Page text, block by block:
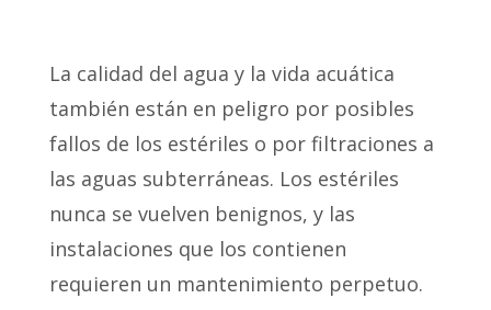
La calidad del agua y la vida acuática
también están en peligro por posibles
fallos de los estériles o por filtraciones a
las aguas subterráneas. Los estériles
nunca se vuelven benignos, y las
instalaciones que los contienen
requieren un mantenimiento perpetuo.